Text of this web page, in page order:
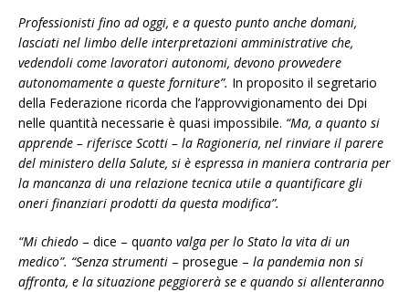
Professionisti fino ad oggi, e a questo punto anche domani,
lasciati nel limbo delle interpretazioni amministrative che,
vedendoli come lavoratori autonomi, devono provvedere
autonomamente a queste forniture”. In proposito il segretario
della Federazione ricorda che l’approvvigionamento dei Dpi
nelle quantità necessarie è quasi impossibile. “Ma, a quanto si
apprende – riferisce Scotti – la Ragioneria, nel rinviare il parere
del ministero della Salute, si è espressa in maniera contraria per
la mancanza di una relazione tecnica utile a quantificare gli
oneri finanziari prodotti da questa modifica”.
“Mi chiedo – dice – quanto valga per lo Stato la vita di un
medico”. “Senza strumenti – prosegue – la pandemia non si
affronta, e la situazione peggiorerà se e quando si allenteranno